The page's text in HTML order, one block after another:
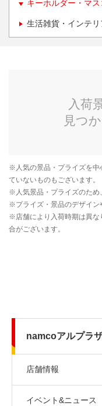
キーホルダー・マ
生活雑貨・インテリ
namcoアルプラ
店舗情報
イベント&ニュース